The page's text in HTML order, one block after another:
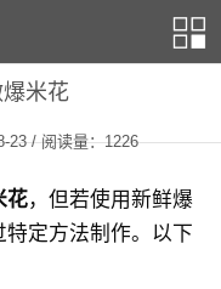
米花
23 / 阅读量：1226
花，但若使用新鲜爆
定方法制作。以下